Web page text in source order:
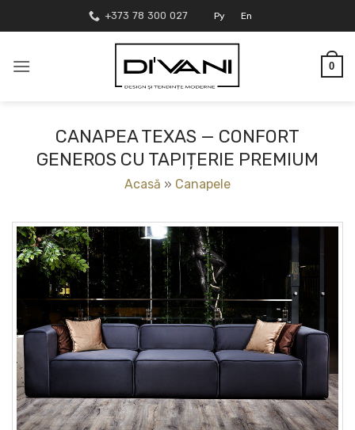
to
+373 78 300 027 Ру En
0
CANAPEA TEXAS — CONFORT
GENEROS CU TAPIȚERIE PREMIUM
Acasă » Canapele